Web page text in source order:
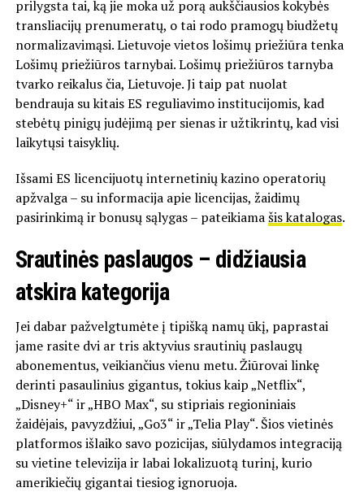
prilygsta tai, ką jie moka už porą aukščiausios kokybės
transliacijų prenumeratų, o tai rodo pramogų biudžetų
normalizavimąsi. Lietuvoje vietos lošimų priežiūra tenka
Lošimų priežiūros tarnybai. Lošimų priežiūros tarnyba
tvarko reikalus čia, Lietuvoje. Ji taip pat nuolat
bendrauja su kitais ES reguliavimo institucijomis, kad
stebėtų pinigų judėjimą per sienas ir užtikrintų, kad visi
laikytųsi taisyklių.
Išsami ES licencijuotų internetinių kazino operatorių
apžvalga – su informacija apie licencijas, žaidimų
pasirinkimą ir bonusų sąlygas – pateikiamašis katalogas.
Srautinės paslaugos – didžiausia
atskira kategorija
Jei dabar pažvelgtumėte į tipišką namų ūkį, paprastai
jame rasite dvi ar tris aktyvius srautinių paslaugų
abonementus, veikiančius vienu metu. Žiūrovai linkę
derinti pasaulinius gigantus, tokius kaip „Netflix“,
„Disney+“ ir „HBO Max“, su stipriais regioniniais
žaidėjais, pavyzdžiui, „Go3“ ir „Telia Play“. Šios vietinės
platformos išlaiko savo pozicijas, siūlydamos integraciją
su vietine televizija ir labai lokalizuotą turinį, kurio
amerikiečių gigantai tiesiog ignoruoja.